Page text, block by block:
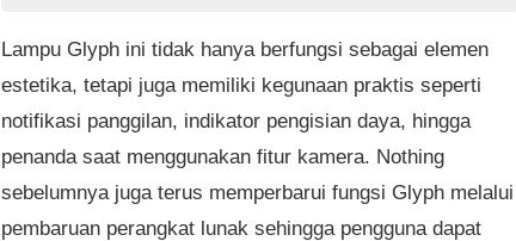
Lampu Glyph ini tidak hanya berfungsi sebagai elemen
estetika, tetapi juga memiliki kegunaan praktis seperti
notifikasi panggilan, indikator pengisian daya, hingga
penanda saat menggunakan fitur kamera. Nothing
sebelumnya juga terus memperbarui fungsi Glyph melalui
pembaruan perangkat lunak sehingga pengguna dapat